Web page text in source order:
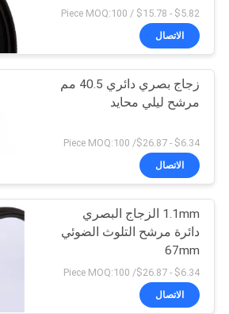
خريطة
الموقع
POLICY
$5.82 - $15.78 / Piece MOQ:100
الاتصال
زجاج بصري دائري 40.5 مم
مرشح ليلي محايد
$6.34 - $26.87/ Piece MOQ:100
الاتصال
1.1mm الزجاج البصري
دائرة مرشح التلوث الضوئي
67mm
$6.34 - $26.87/ Piece MOQ:100
الاتصال